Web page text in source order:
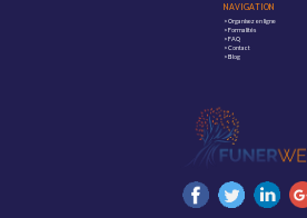
NAVIGATION
>Organisez en ligne
>Formalités
>FAQ
>Contact
>Blog